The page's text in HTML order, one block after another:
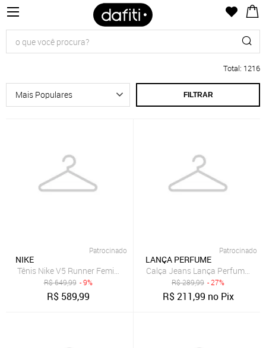
Total: 1216
FILTRAR
Patrocinado
NIKE
Tênis Nike V5 Runner Feminino
R$649,99 - 9%
R$ 589,99
Patrocinado
LANÇA PERFUME
Calça Jeans Lança Perfume
R$289,99 - 27%
R$211,99 no Pix